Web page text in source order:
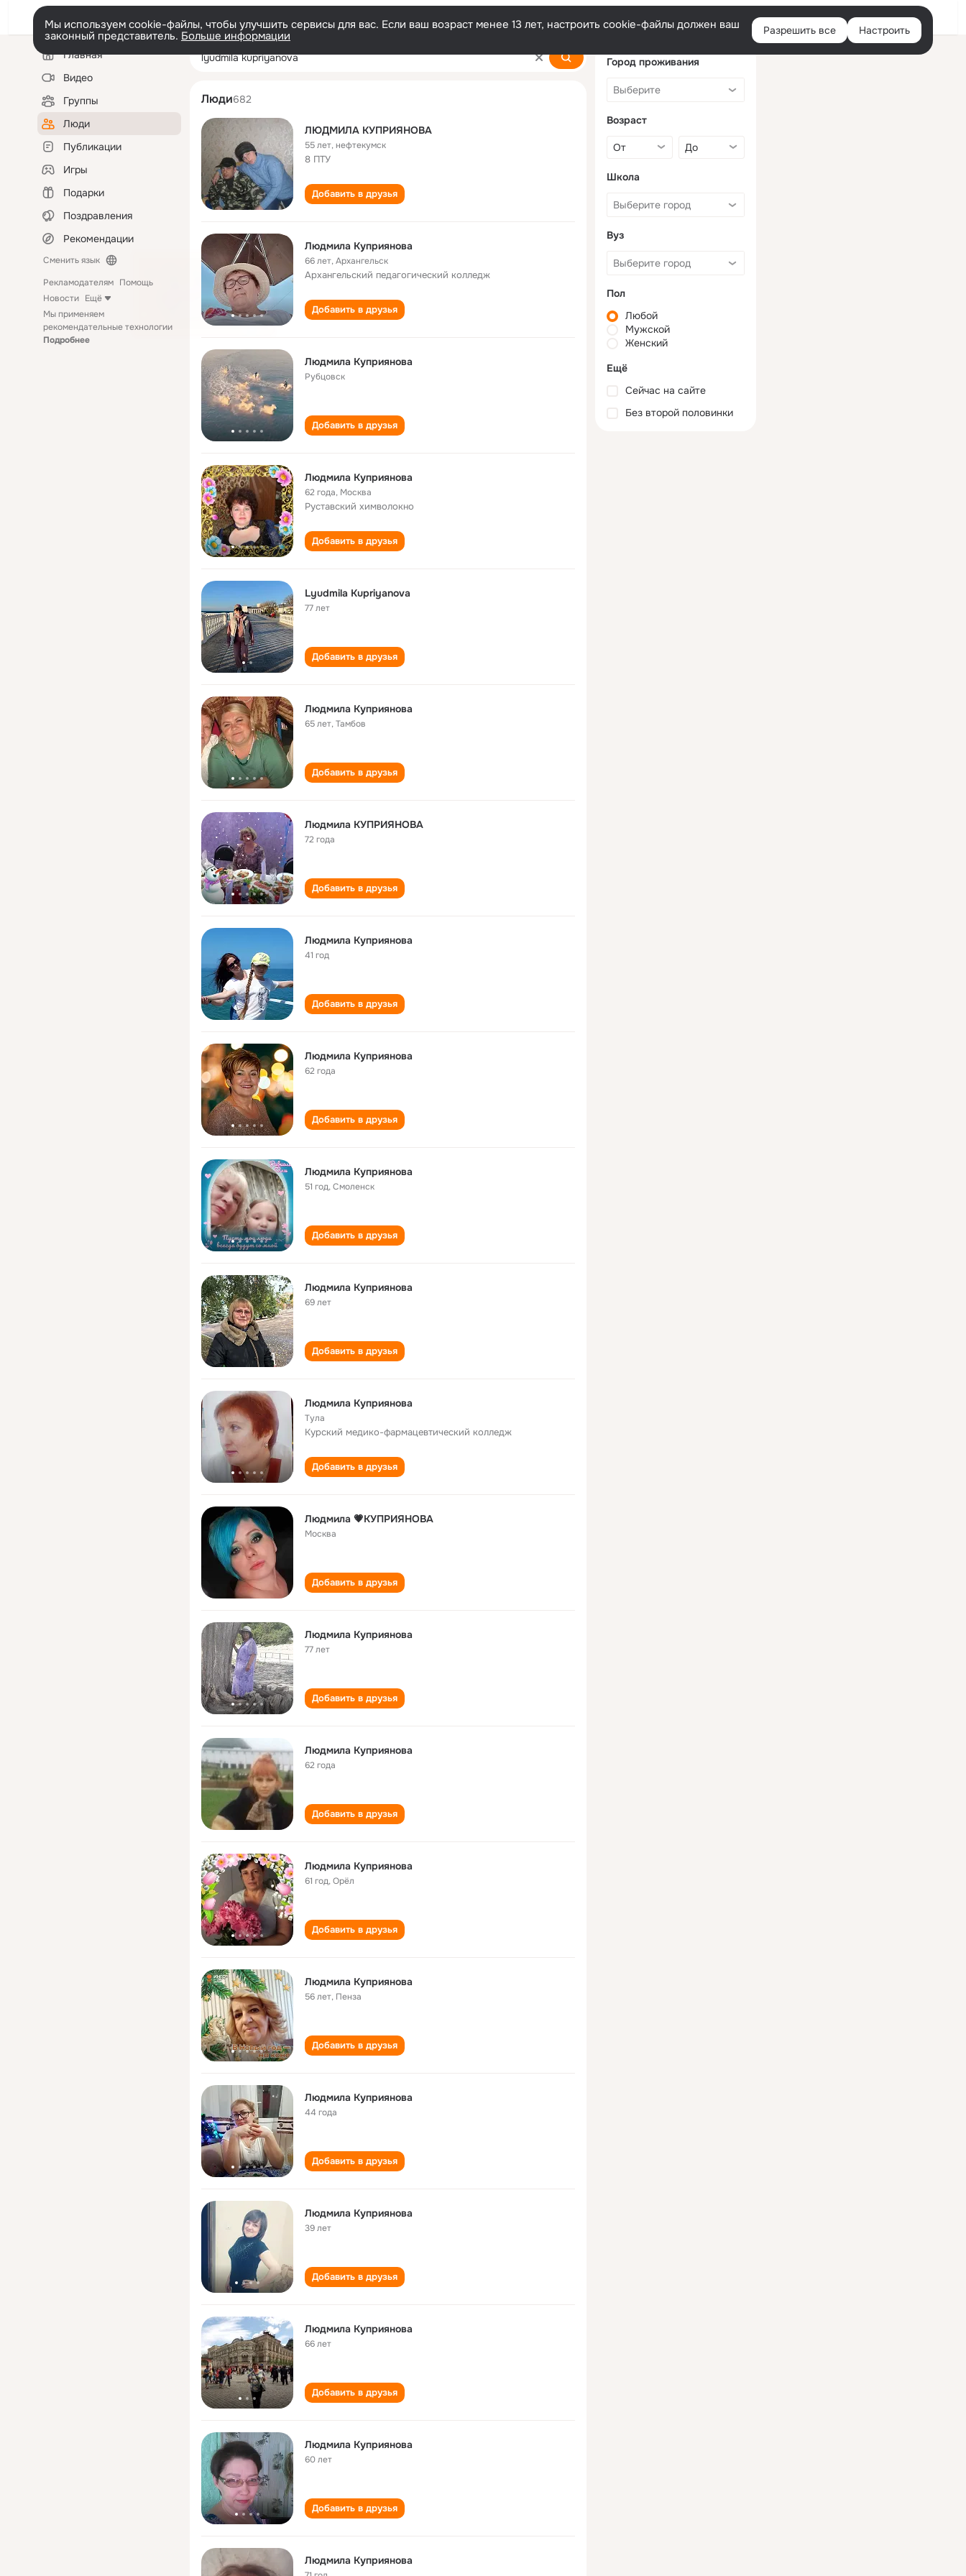
Войти
Мы используем cookie-файлы, чтобы улучшить сервисы для вас. Если ваш возраст менее 13 лет, настроить cookie-файлы должен ваш
законный представитель. Больше информации Разрешить все Настроить
Левая
колонкаГлавная
Видео
Группы
Люди
Публикации
Игры
Подарки
Поздравления
Рекомендации
Сменить язык
Рекламодателям Помощь
Новости Ещё
Мы применяем
рекомендательные технологии
Подробнее
lyudmila kupriyanova
Люди682
ЛЮДМИЛА КУПРИЯНОВА
55 лет,нефтекумск
8 ПТУ
Добавить в друзья
Людмила Куприянова
66 лет,Архангельск
Архангельский педагогический колледж
Добавить в друзья
Людмила Куприянова
Рубцовск
Добавить в друзья
Людмила Куприянова
62 года, Москва
Руставский химволокно
Добавить в друзья
Lyudmila Kupriyanova
77 лет
Добавить в друзья
Людмила Куприянова
65 лет,Тамбов
Добавить в друзья
Людмила КУПРИЯНОВА
72 года
Добавить в друзья
Людмила Куприянова
41 год
Добавить в друзья
Людмила Куприянова
62 года
Добавить в друзья
Людмила Куприянова
51 год,Смоленск
Добавить в друзья
Людмила Куприянова
69 лет
Добавить в друзья
Людмила Куприянова
Тула
Курский медико-фармацевтический колледж
Добавить в друзья
Людмила 💗КУПРИЯНОВА
Москва
Добавить в друзья
Людмила Куприянова
77 лет
Добавить в друзья
Людмила Куприянова
62 года
Добавить в друзья
Людмила Куприянова
61 год,Орёл
Добавить в друзья
Людмила Куприянова
56 лет, Пенза
Добавить в друзья
Людмила Куприянова
44 года
Добавить в друзья
Людмила Куприянова
39 лет
Добавить в друзья
Людмила Куприянова
66 лет
Добавить в друзья
Людмила Куприянова
60 лет
Добавить в друзья
Людмила Куприянова
Город проживания
Возраст
Школа
Вуз
Пол
Любой
Мужской
Женский
Ещё
Сейчас на сайте
Без второй половинки